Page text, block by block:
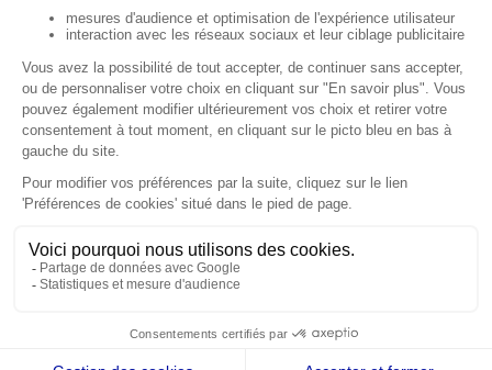
Décorer et célébrer
Défendre et protéger
Occuper rives et rivages
Médiathèque
CONNAÎTRE
Le patrimoine en Pays de la Loire
L’Inventaire général du patrimoine culturel
Études en cours
Outils de recherche
Accessibilité : partiellement conforme
Protection des données personnelles